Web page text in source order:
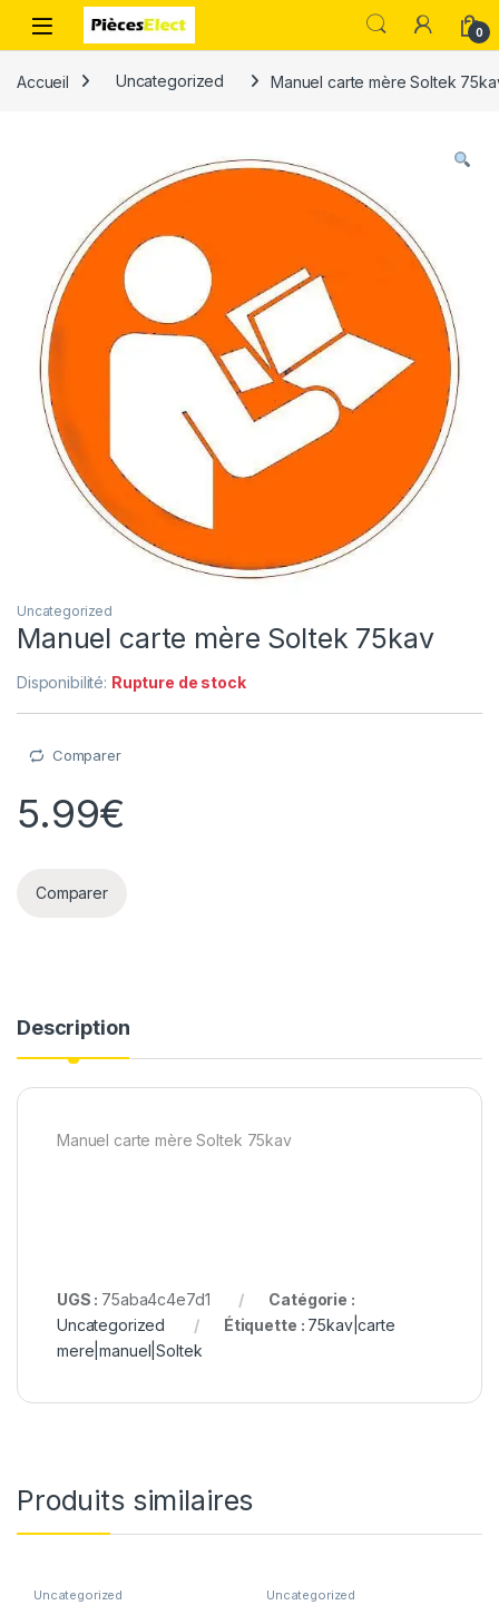
0
Accueil Uncategorized Manuel carte mère Soltek
Uncategorized
Manuel carte mère Soltek 75kav
Disponibilité: Rupture de stock
Comparer
5.99€
Comparer
Description
Manuel carte mère Soltek 75kav
UGS : 75aba4c4e7d1
Catégorie :
Uncategorized
Étiquette : 75kav|carte
mere|manuel|Soltek
Produits similaires
Uncategorized Uncategorized